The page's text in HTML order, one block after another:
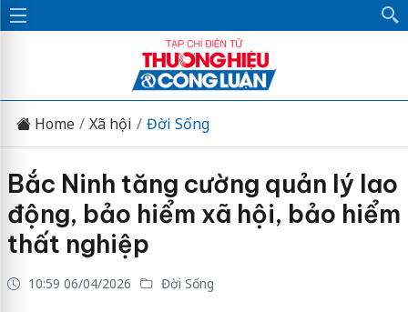
Home Xã hội Đời Sống
Bắc Ninh tăng cường quản lý lao
động, bảo hiểm xã hội, bảo hiểm
thất nghiệp
10:59 06/04/2026 Đời Sống